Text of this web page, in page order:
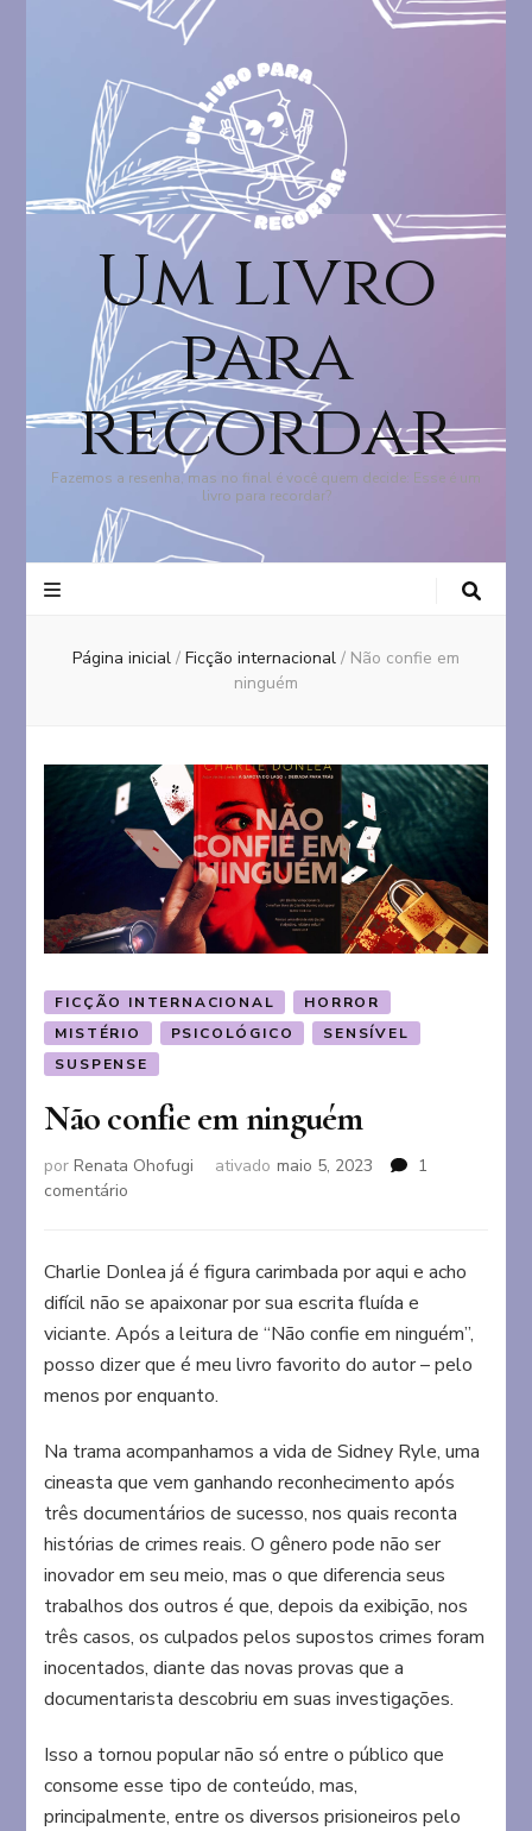
Um livro
para
recordar
Fazemos a resenha, mas no final é você quem decide: Esse é um
livro para recordar?
Página inicial / Ficção internacional / Não confie em
ninguém
FICÇÃO INTERNACIONAL
HORROR
MISTÉRIO
PSICOLÓGICO
SENSÍVEL
SUSPENSE
Não confie em ninguém
porRenata Ohofugi ativado maio 5, 2023
1
comentário
em
ninguém
Charlie Donlea já é figura carimbada por aqui e acho
difícil não se apaixonar por sua escrita fluída e
viciante. Após a leitura de “Não confie em ninguém”,
posso dizer que é meu livro favorito do autor – pelo
menos por enquanto.
Na trama acompanhamos a vida de Sidney Ryle, uma
cineasta que vem ganhando reconhecimento após
três documentários de sucesso, nos quais reconta
histórias de crimes reais. O gênero pode não ser
inovador em seu meio, mas o que diferencia seus
trabalhos dos outros é que, depois da exibição, nos
três casos, os culpados pelos supostos crimes foram
inocentados, diante das novas provas que a
documentarista descobriu em suas investigações.
Isso a tornou popular não só entre o público que
consome esse tipo de conteúdo, mas,
principalmente, entre os diversos prisioneiros pelo